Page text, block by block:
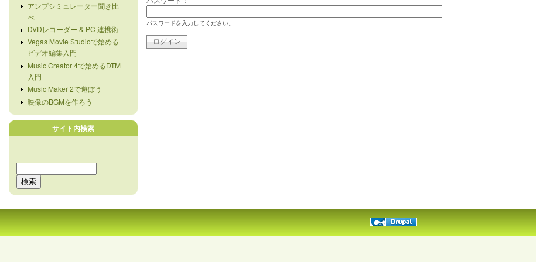
アンプシミュレーター聞き比
べ
DVDレコーダー & PC 連携術
Vegas Movie Studioで始める
ビデオ編集入門
Music Creator 4で始めるDTM
入門
Music Maker 2で遊ぼう
映像のBGMを作ろう
サイト内検索
パスワードを入力してください。